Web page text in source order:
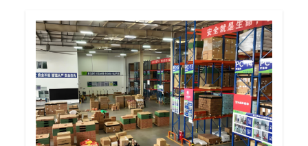
杭州中央厨房布局餐饮连锁，冷链配
送如何打通关键一环
0 1分钟